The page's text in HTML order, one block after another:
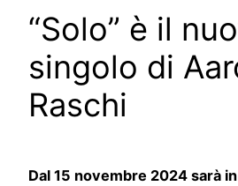
“Solo” è il
singolo di
Raschi
Dal 15 novembre 2024 sarà